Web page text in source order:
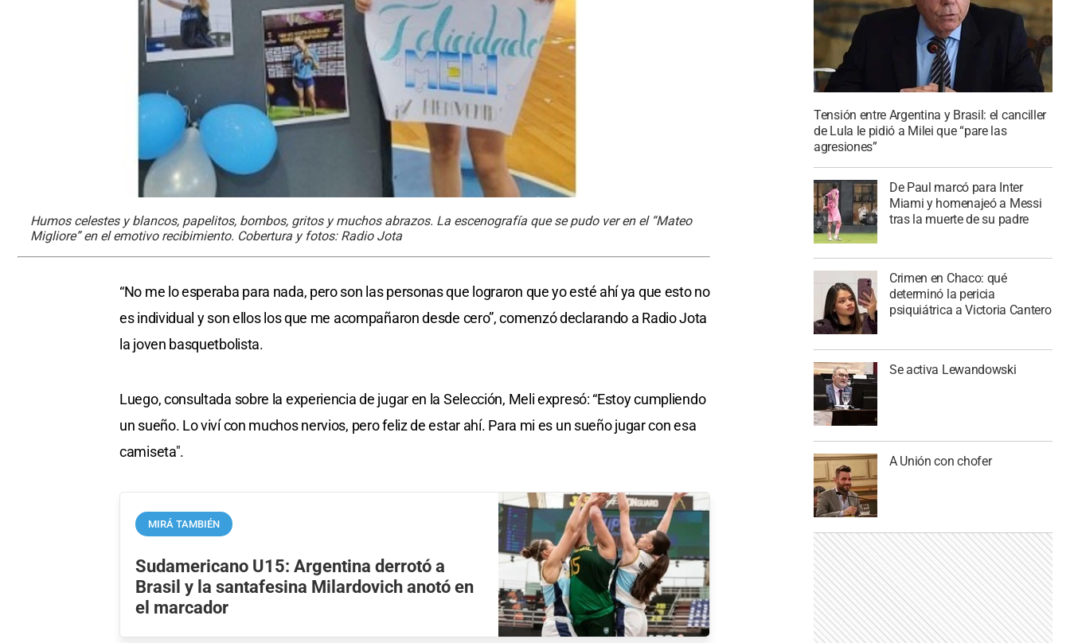
Humos celestes y blancos, papelitos, bombos, gritos y muchos abrazos. La escenografía que se pudo ver en el “Mateo
Migliore” en el emotivo recibimiento. Cobertura y fotos: Radio Jota
“No me lo esperaba para nada, pero son las personas que lograron que yo esté ahí ya que esto no
es individual y son ellos los que me acompañaron desde cero”, comenzó declarando a Radio Jota
la joven basquetbolista.
Luego, consultada sobre la experiencia de jugar en la Selección, Meli expresó: “Estoy cumpliendo
un sueño. Lo viví con muchos nervios, pero feliz de estar ahí. Para mi es un sueño jugar con esa
camiseta".
MIRÁ TAMBIÉN
Sudamericano U15: Argentina derrotó a
Brasil y la santafesina Milardovich anotó en
el marcador
Tensión entre Argentina y Brasil: el canciller
de Lula le pidió a Milei que “pare las
agresiones”
De Paul marcó para Inter
Miami y homenajeó a Messi
tras la muerte de su padre
Crimen en Chaco: qué
determinó la pericia
psiquiátrica a Victoria Cantero
Se activa Lewandowski
A Unión con chofer